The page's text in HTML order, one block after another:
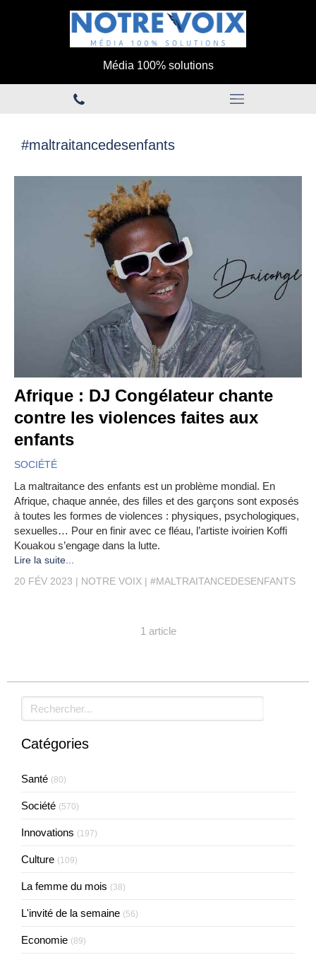
Média 100% solutions
#maltraitancedesenfants
Afrique : DJ Congélateur chante
contre les violences faites aux
enfants
SOCIÉTÉ
La maltraitance des enfants est un problème mondial. En
Afrique, chaque année, des filles et des garçons sont exposés
à toutes les formes de violences : physiques, psychologiques,
sexuelles… Pour en finir avec ce fléau, l’artiste ivoirien Koffi
Kouakou s’engage dans la lutte.
Lire la suite...
20 FÉV 2023
NOTRE VOIX #MALTRAITANCEDESENFANTS
1 article
Rechercher
Catégories
Santé (80)
Société (570)
Innovations (197)
Culture (109)
La femme du mois (38)
L'invité de la semaine (56)
Economie (89)